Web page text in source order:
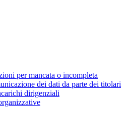
per mancata o incompleta
dei dati da parte dei titolari
dirigenziali